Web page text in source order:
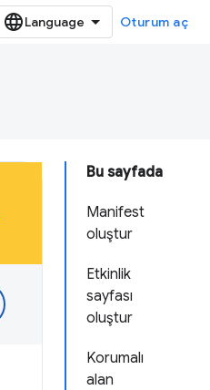
Oturum aç
Bu sayfada
Manifest
oluştur
Etkinlik
sayfası
oluştur
Korumalı
alan